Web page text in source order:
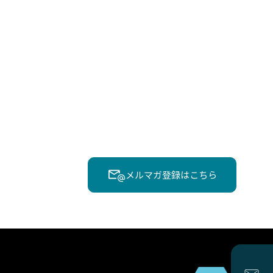
メルマガ登録はこちら